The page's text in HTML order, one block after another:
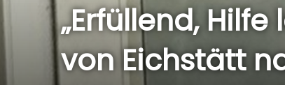
„Erfüllend,
von Eichstätt